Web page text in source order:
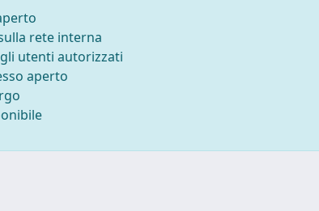
rete interna
utenti autorizzati
aperto